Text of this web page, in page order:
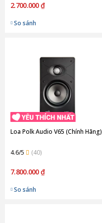
2.700.000 ₫
So sánh
Loa Polk Audio V65 (Chính Hãng)
4.6/5 (40)
7.800.000 ₫
So sánh